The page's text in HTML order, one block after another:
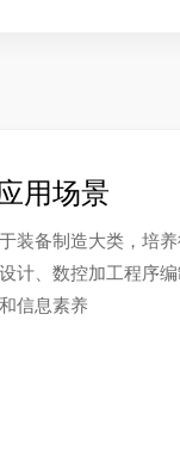
用场景
装备制造大类，培
计、数控加工程序
信息素养